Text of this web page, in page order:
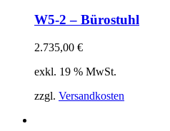
W5-2 – Bürostuhl
2.735,00 €
exkl. 19 % MwSt.
zzgl. Versandkosten